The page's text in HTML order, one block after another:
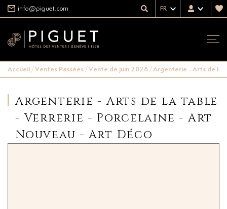
info@piguet.com FR
Accueil/Ventes Passées/Vente de juin 2026/Argenterie - Arts de la
Argenterie - Arts de la table
- Verrerie - Porcelaine - Art
Nouveau - Art Déco